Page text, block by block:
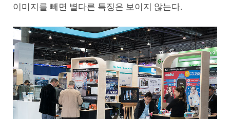
이미지를 빼면 별다른 특징은 보이지 않는다.